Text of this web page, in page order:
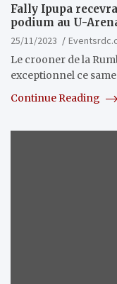
Fally Ipupa
podium au U-
25/11/2023
Le crooner de la
exceptionnel ce
Continue Reading